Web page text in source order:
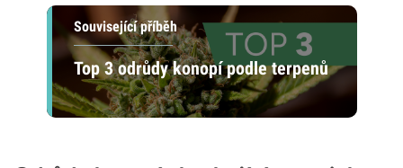
Související příběh
Top 3 odrůdy konopí podle terpenů